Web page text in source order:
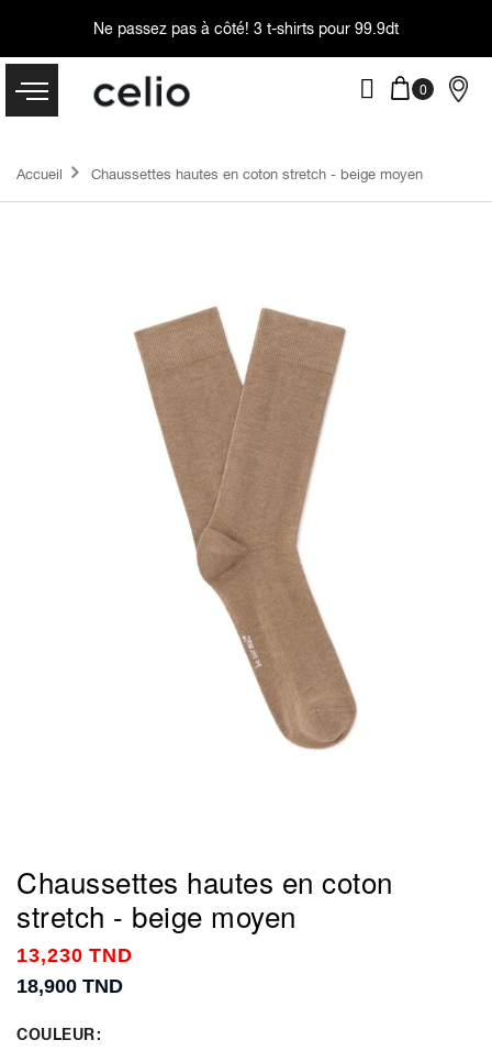
Ne passez pas à côté! 3 t-shirts pour 99.9dt
Accueil Chaussettes hautes en coton stretch - beige moyen
Chaussettes hautes en coton
stretch - beige moyen
13,230 TND
18,900 TND
COULEUR